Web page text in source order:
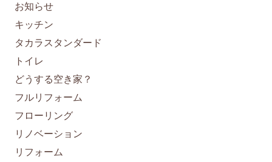
お知らせ
キッチン
タカラスタンダード
トイレ
どうする空き家？
フルリフォーム
フローリング
リノベーション
リフォーム